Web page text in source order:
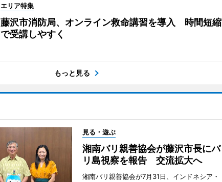
エリア特集
藤沢市消防局、オンライン救命講習を導入 時間短縮
で受講しやすく
もっと見る
見る・遊ぶ
湘南バリ親善協会が藤沢市長にバ
リ島視察を報告 交流拡大へ
湘南バリ親善協会が7月31日、インドネシア・